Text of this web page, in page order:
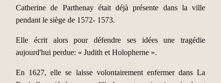
Catherine de Parthenay était déjà présente dans la ville
pendant le siège de 1572- 1573.
Elle écrit alors pour défendre ses idées une tragédie
aujourd'hui perdue: « Judith et Holopherne ».
En 1627, elle se laisse volontairement enfermer dans La